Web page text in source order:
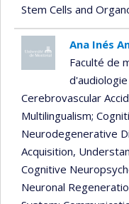
Stem Cells and
Ana Inés
Faculté de
d'audiologie
Cerebrovascular
Multilingualism;
Neurodegenerative
Acquisition,
Cognitive
Neuronal